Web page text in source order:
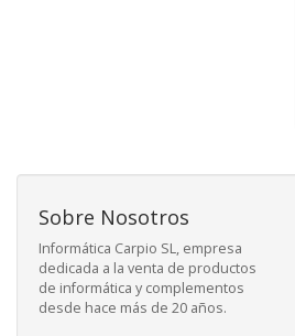
Sobre Nosotros
Informática Carpio SL, empresa
dedicada a la venta de productos
de informática y complementos
desde hace más de 20 años.